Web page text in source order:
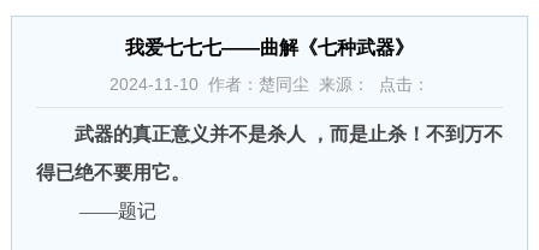
我爱七七七——曲解《七种武器》
2024-11-10 作者：楚同尘 来源： 点击：
武器的真正意义并不是杀人 ，而是止杀！不到万不
得已绝不要用它。
——题记